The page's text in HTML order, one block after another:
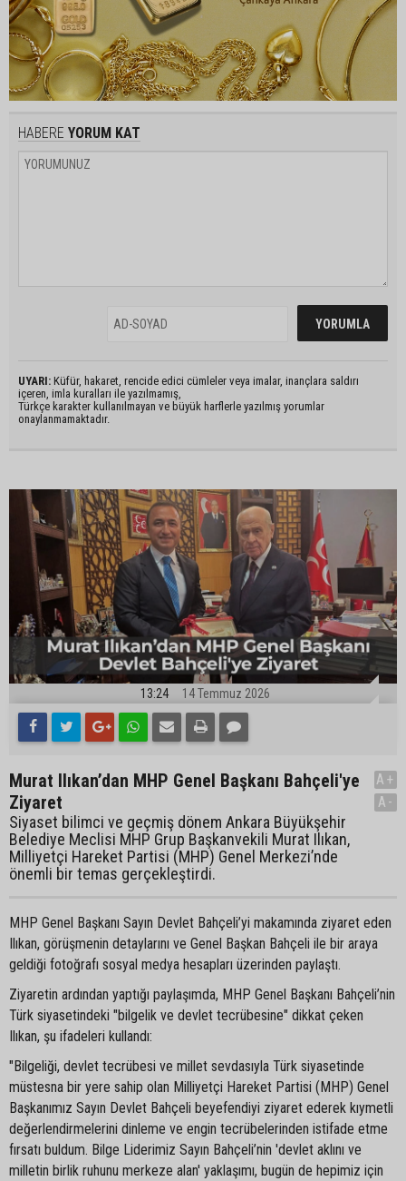
HABERE YORUM KAT
UYARI: Küfür, hakaret, rencide edici cümleler veya imalar, inançlara saldırı
içeren, imla kuralları ile yazılmamış,
Türkçe karakter kullanılmayan ve büyük harflerle yazılmış yorumlar
onaylanmamaktadır.
13:24 14 Temmuz 2026
Murat Ilıkan’dan MHP Genel Başkanı Bahçeli'ye
Ziyaret
Siyaset bilimci ve geçmiş dönem Ankara Büyükşehir
Belediye Meclisi MHP Grup Başkanvekili Murat Ilıkan,
Milliyetçi Hareket Partisi (MHP) Genel Merkezi’nde
önemli bir temas gerçekleştirdi.
A+
A-
MHP Genel Başkanı Sayın Devlet Bahçeli’yi makamında ziyaret eden
Ilıkan, görüşmenin detaylarını ve Genel Başkan Bahçeli ile bir araya
geldiği fotoğrafı sosyal medya hesapları üzerinden paylaştı.
Ziyaretin ardından yaptığı paylaşımda, MHP Genel Başkanı Bahçeli’nin
Türk siyasetindeki "bilgelik ve devlet tecrübesine" dikkat çeken
Ilıkan, şu ifadeleri kullandı:
"Bilgeliği, devlet tecrübesi ve millet sevdasıyla Türk siyasetinde
müstesna bir yere sahip olan Milliyetçi Hareket Partisi (MHP) Genel
Başkanımız Sayın Devlet Bahçeli beyefendiyi ziyaret ederek kıymetli
değerlendirmelerini dinleme ve engin tecrübelerinden istifade etme
fırsatı buldum. Bilge Liderimiz Sayın Bahçeli’nin 'devlet aklını ve
milletin birlik ruhunu merkeze alan' yaklaşımı, bugün de hepimiz için